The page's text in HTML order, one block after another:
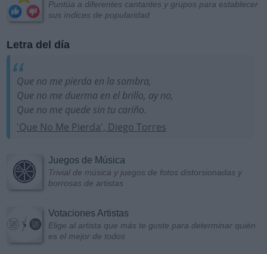
Puntúa a diferentes cantantes y grupos para establecer
sus índices de popularidad
Letra del día
Que no me pierda en la sombra,
Que no me duerma en el brillo, ay no,
Que no me quede sin tu cariño.
'Que No Me Pierda', Diego Torres
Juegos de Música
Trivial de música y juegos de fotos distorsionadas y
borrosas de artistas
Votaciones Artistas
Elige al artista que más te guste para determinar quién
es el mejor de todos